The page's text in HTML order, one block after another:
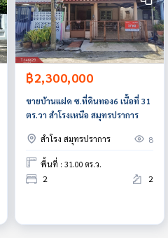
฿2,300,000
ขายบ้านแฝด ซ.ที่ดินทอง6 เนื้อที่ 31
ตร.วา สำโรงเหนือ สมุทรปราการ
สำโรง สมุทรปราการ 8
พื้นที่ : 31.00 ตร.ว.
2 2